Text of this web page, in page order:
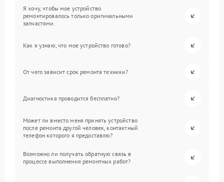
Я хочу, чтобы мое устройство
ремонтировалось только оригинальными
запчастями.
Как я узнаю, что мое устройство готово?
От чего зависит срок ремонта техники?
Диагностика проводится бесплатно?
Может ли вместо меня принять устройство
после ремонта другой человек, контактный
телефон которого я предоставлю?
Возможно ли получать обратную связь в
процессе выполнения ремонтных работ?